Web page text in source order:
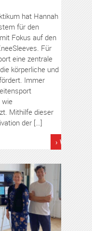
hat Hannah
für den
Fokus auf den
Für
eine zentrale
körperliche und
Immer
wie
Mithilfe dieser
der […]
›